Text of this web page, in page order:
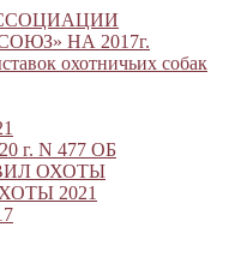
НА 2017г.
охотничьих собак
г. N 477 ОБ
ОХОТЫ
2021